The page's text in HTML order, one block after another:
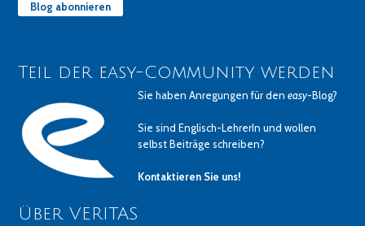
Blog abonnieren
Teil der easy-Community werden
Sie haben Anregungen für deneasy-Blog?
Sie sind Englisch-LehrerIn und wollen
selbst Beiträge schreiben?
Kontaktieren Sie uns!
Über VERITAS